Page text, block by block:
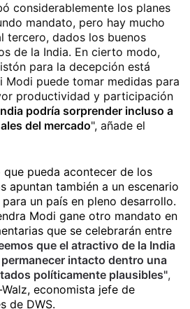
considerablemente los planes
mandato, pero hay mucho
tercero, dados los buenos
de la India. En cierto modo,
para la decepción está
Modi puede tomar medidas para
productividad y participación
podría sorprender incluso a
del mercado", añade el
pueda acontecer de los
apuntan también a un escenario
un país en pleno desarrollo.
Modi gane otro mandato en
que se celebrarán entre
que el atractivo de la India
intacto dentro una
políticamente plausibles",
economista jefe de
de DWS.